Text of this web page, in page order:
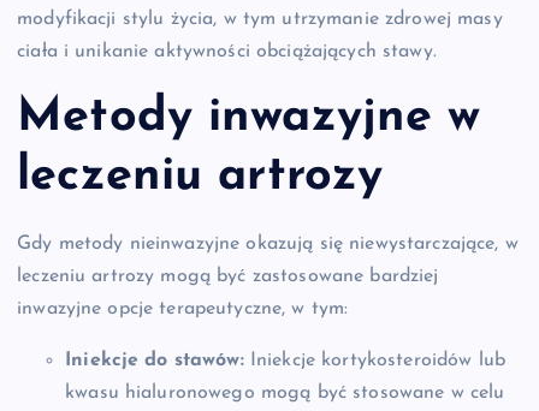
modyfikacji stylu życia, w tym utrzymanie zdrowej masy
ciała i unikanie aktywności obciążających stawy.
Metody inwazyjne w
leczeniu artrozy
Gdy metody nieinwazyjne okazują się niewystarczające, w
leczeniu artrozy mogą być zastosowane bardziej
inwazyjne opcje terapeutyczne, w tym:
Iniekcje do stawów:Iniekcje kortykosteroidów lub
kwasu hialuronowego mogą być stosowane w celu